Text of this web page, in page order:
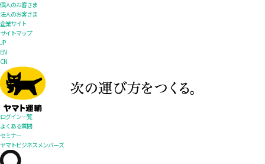
個人のお客さま
法人のお客さま
企業サイト
サイトマップ
JP
EN
CN
ログイン一覧
よくある質問
セミナー
ヤマトビジネスメンバーズ